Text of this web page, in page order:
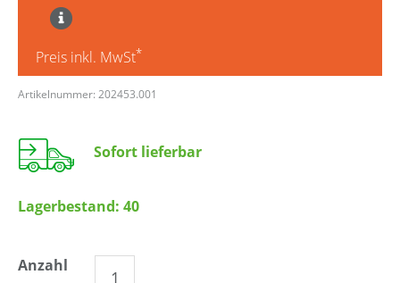
Preis inkl. MwSt*
Artikelnummer: 202453.001
Sofort lieferbar
Lagerbestand: 40
Anzahl